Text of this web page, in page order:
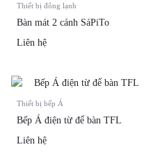
Thiết bị đông lạnh
Bàn mát 2 cánh SáPiTo
Liên hệ
Thiết bị bếp Á
Bếp Á điện từ để bàn TFL
Liên hệ